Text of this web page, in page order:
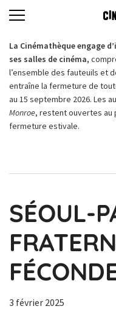
La Cinémathèque engage
ses salles de cinéma,
l’ensemble des fauteuils et
entraîne la fermeture de
au 15 septembre 2026. Les
Monroe, restent ouvertes au
fermeture estivale.
SÉOUL-
3 février 2025